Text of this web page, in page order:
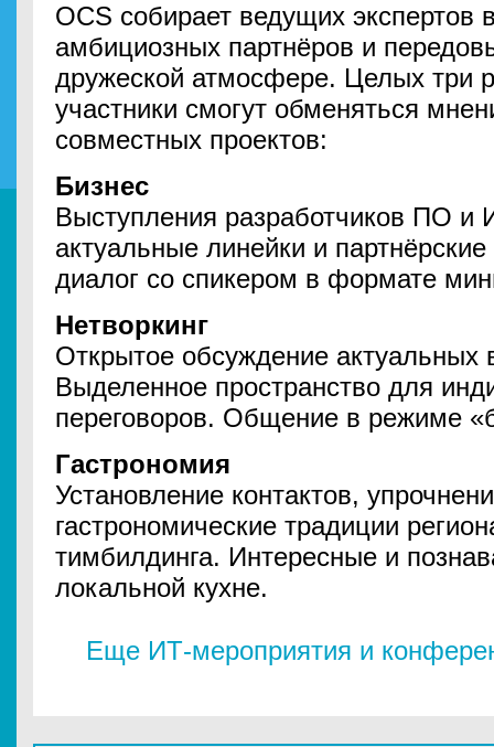
OCS собирает ведущих
амбициозных партнёров и
дружеской атмосфере. Целых три
участники смогут обменяться
совместных проектов:
Бизнес
Выступления разработчиков ПО и
актуальные линейки и
диалог со спикером в формате
Нетворкинг
Открытое обсуждение актуальных
Выделенное пространство для
переговоров. Общение в режиме
Гастрономия
Установление контактов,
гастрономические традиции
тимбилдинга. Интересные и
локальной кухне.
Еще ИТ-мероприятия и